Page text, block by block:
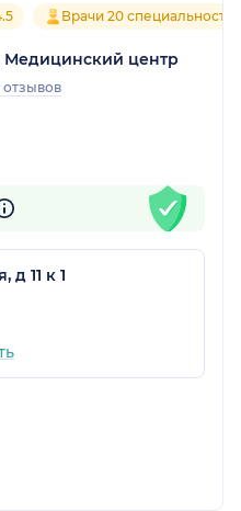
Врачи 20
Медицинский центр
отзывов
д 11 к 1